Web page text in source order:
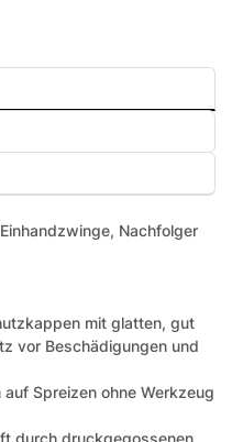
Nachfolger
mit glatten, gut
vor Beschädigungen und
Spreizen ohne Werkzeug
durch druckgegossenen